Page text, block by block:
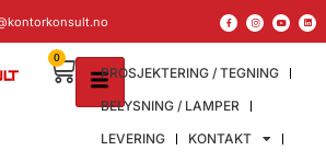
PROSJEKTERING / TEGNING
BELYSNING / LAMPER
LEVERING
KONTAKT
0